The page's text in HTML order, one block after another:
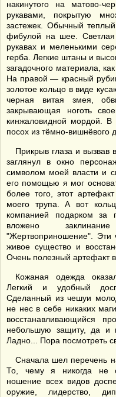
накинутого на матово-
рукавами, покрытую
застежек. Обычный
фибулой на шее.
рукавах и меленькими
герба. Легкие штаны и
загадочного материала,
На правой — красный
золотое кольцо в виде
черная витая змея,
закрывающая ноготь
кинжаловидной мордой.
посох из тёмно-вишнёвого
Прикрыв глаза и вызвав
заглянул в окно
символом моей власти и
его помощью я мог
более того, этот
моего трупа. А вот
компанией подарком за
вложено
"Жертвоприношение". Эти
живое существо и
Очень полезный артефакт
Кожаная одежда
Легкий и удобный
Сделанный из чешуи
не нес в себе никаких
восстанавливающийся
небольшую защиту, да и
Ладно... Пора посмотреть
Сначала шел перечень
То, чему я никогда не
ношение всех видов
оружие, лидерство,